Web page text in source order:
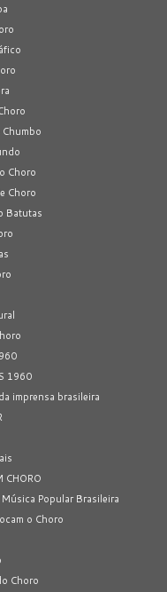
Choro
Choro
Batutas
1960
imprensa brasileira
CHORO
Popular Brasileira
o Choro
Choro